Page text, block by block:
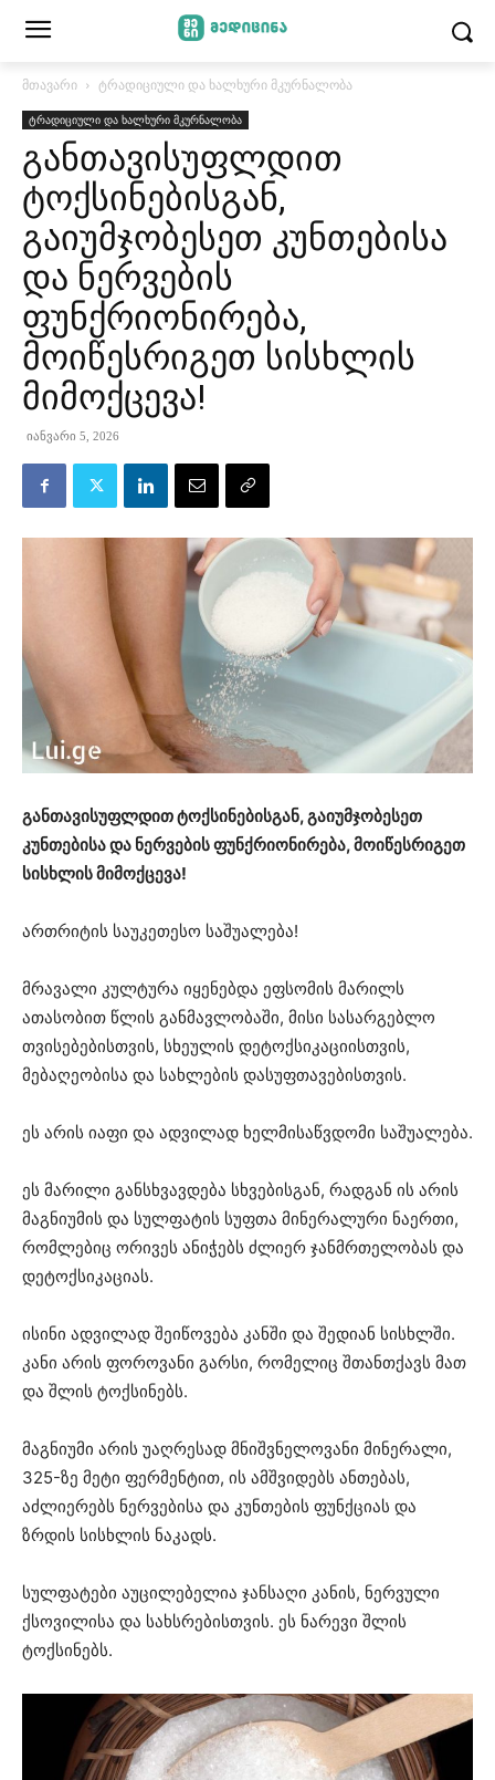
მთავარი ტრადიციული და ხალხური მკურნალობა
ტრადიციული და ხალხური მკურნალობა
განთავისუფლდით
ტოქსინებისგან,
გაიუმჯობესეთ კუნთებისა
და ნერვების
ფუნქრიონირება,
მოიწესრიგეთ სისხლის
მიმოქცევა!
იანვარი 5, 2026
განთავისუფლდით ტოქსინებისგან, გაიუმჯობესეთ
კუნთებისა და ნერვების ფუნქრიონირება, მოიწესრიგეთ
სისხლის მიმოქცევა!
ართრიტის საუკეთესო საშუალება!
მრავალი კულტურა იყენებდა ეფსომის მარილს
ათასობით წლის განმავლობაში, მისი სასარგებლო
თვისებებისთვის, სხეულის დეტოქსიკაციისთვის,
მებაღეობისა და სახლების დასუფთავებისთვის.
ეს არის იაფი და ადვილად ხელმისაწვდომი საშუალება.
ეს მარილი განსხვავდება სხვებისგან, რადგან ის არის
მაგნიუმის და სულფატის სუფთა მინერალური ნაერთი,
რომლებიც ორივეს ანიჭებს ძლიერ ჯანმრთელობას და
დეტოქსიკაციას.
ისინი ადვილად შეიწოვება კანში და შედიან სისხლში.
კანი არის ფოროვანი გარსი, რომელიც შთანთქავს მათ
და შლის ტოქსინებს.
მაგნიუმი არის უაღრესად მნიშვნელოვანი მინერალი,
325-ზე მეტი ფერმენტით, ის ამშვიდებს ანთებას,
აძლიერებს ნერვებისა და კუნთების ფუნქციას და
ზრდის სისხლის ნაკადს.
სულფატები აუცილებელია ჯანსაღი კანის, ნერვული
ქსოვილისა და სახსრებისთვის. ეს ნარევი შლის
ტოქსინებს.